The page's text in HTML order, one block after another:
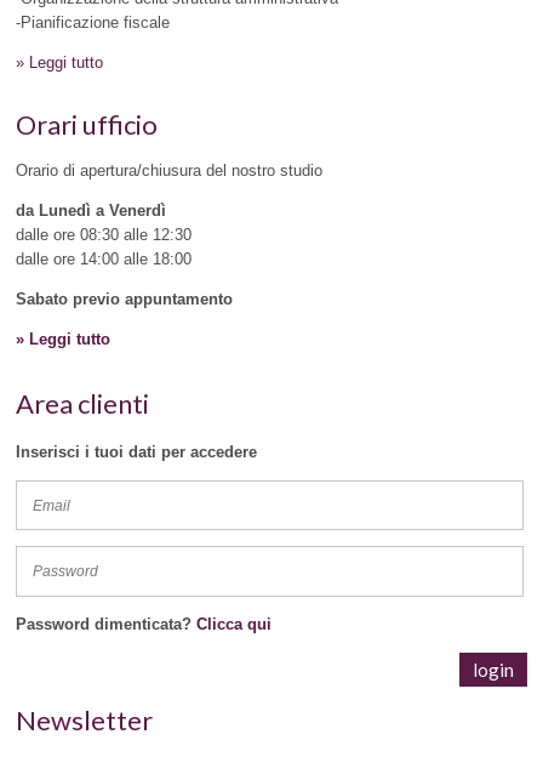
-Pianificazione fiscale
» Leggi tutto
Orari ufficio
Orario di apertura/chiusura del nostro studio
da Lunedì a Venerdì
dalle ore 08:30 alle 12:30
dalle ore 14:00 alle 18:00
Sabato previo appuntamento
» Leggi tutto
Area clienti
Inserisci i tuoi dati per accedere
Password dimenticata?Clicca qui
Newsletter